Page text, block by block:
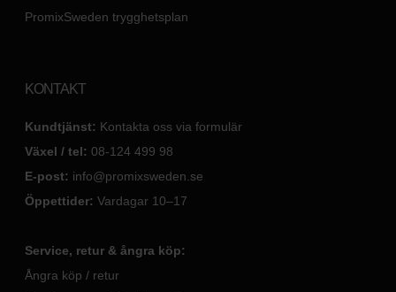
PromixSweden trygghetsplan
KONTAKT
Kundtjänst: Kontakta oss via formulär
Växel / tel: 08-124 499 98
E-post: info@promixsweden.se
Öppettider: Vardagar 10–17
Service, retur & ångra köp:
Ångra köp / retur